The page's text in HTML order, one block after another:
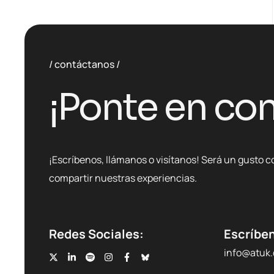
contáctanos
¡Ponte en
¡Escríbenos, llámanos o visítanos! Será un gusto
compartir nuestras experiencias.
Redes Sociales: